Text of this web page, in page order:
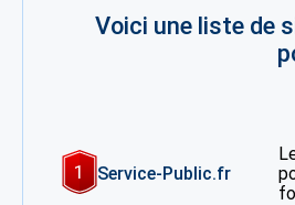
Voici une liste de
1 Service-Public.fr